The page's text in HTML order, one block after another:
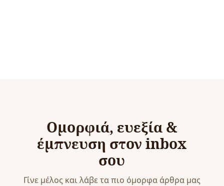
Ομορφιά, ευεξία &
έμπνευση στον inbox
σου
Γίνε μέλος και λάβε τα πιο όμορφα άρθρα μας